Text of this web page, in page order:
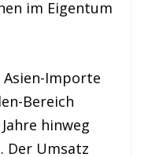
im Eigentum
Importe
Bereich
hinweg
Der Umsatz